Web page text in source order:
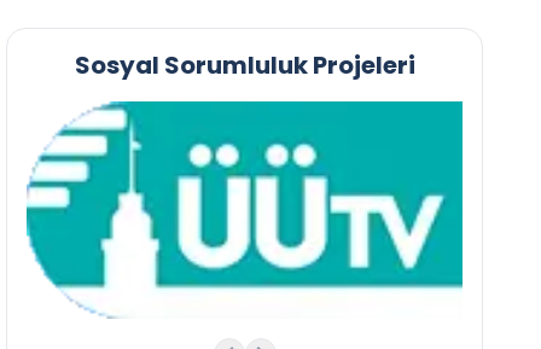
Sosyal Sorumluluk Projeleri